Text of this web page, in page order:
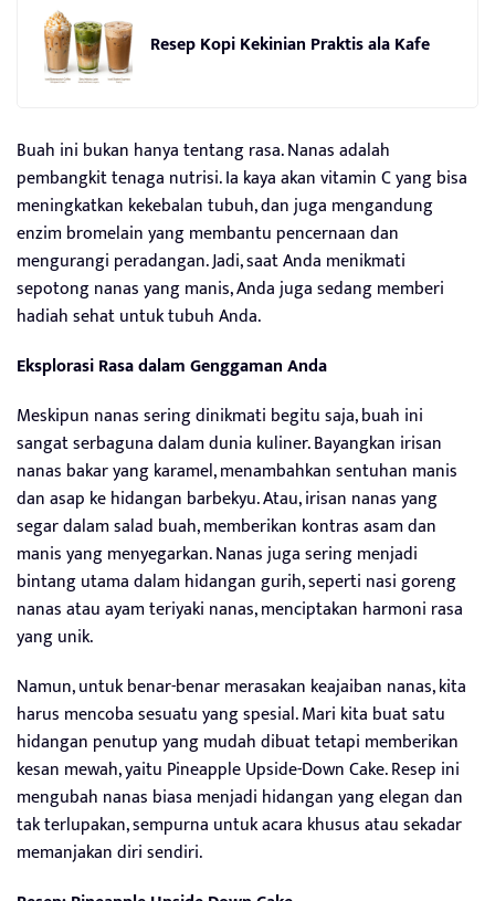
Resep Kopi Kekinian Praktis ala Kafe
Buah ini bukan hanya tentang rasa. Nanas adalah
pembangkit tenaga nutrisi. Ia kaya akan vitamin C yang bisa
meningkatkan kekebalan tubuh, dan juga mengandung
enzim bromelain yang membantu pencernaan dan
mengurangi peradangan. Jadi, saat Anda menikmati
sepotong nanas yang manis, Anda juga sedang memberi
hadiah sehat untuk tubuh Anda.
Eksplorasi Rasa dalam Genggaman Anda
Meskipun nanas sering dinikmati begitu saja, buah ini
sangat serbaguna dalam dunia kuliner. Bayangkan irisan
nanas bakar yang karamel, menambahkan sentuhan manis
dan asap ke hidangan barbekyu. Atau, irisan nanas yang
segar dalam salad buah, memberikan kontras asam dan
manis yang menyegarkan. Nanas juga sering menjadi
bintang utama dalam hidangan gurih, seperti nasi goreng
nanas atau ayam teriyaki nanas, menciptakan harmoni rasa
yang unik.
Namun, untuk benar-benar merasakan keajaiban nanas, kita
harus mencoba sesuatu yang spesial. Mari kita buat satu
hidangan penutup yang mudah dibuat tetapi memberikan
kesan mewah, yaitu Pineapple Upside-Down Cake. Resep ini
mengubah nanas biasa menjadi hidangan yang elegan dan
tak terlupakan, sempurna untuk acara khusus atau sekadar
memanjakan diri sendiri.